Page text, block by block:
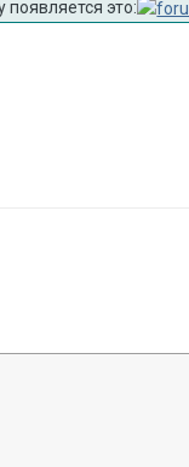
это: